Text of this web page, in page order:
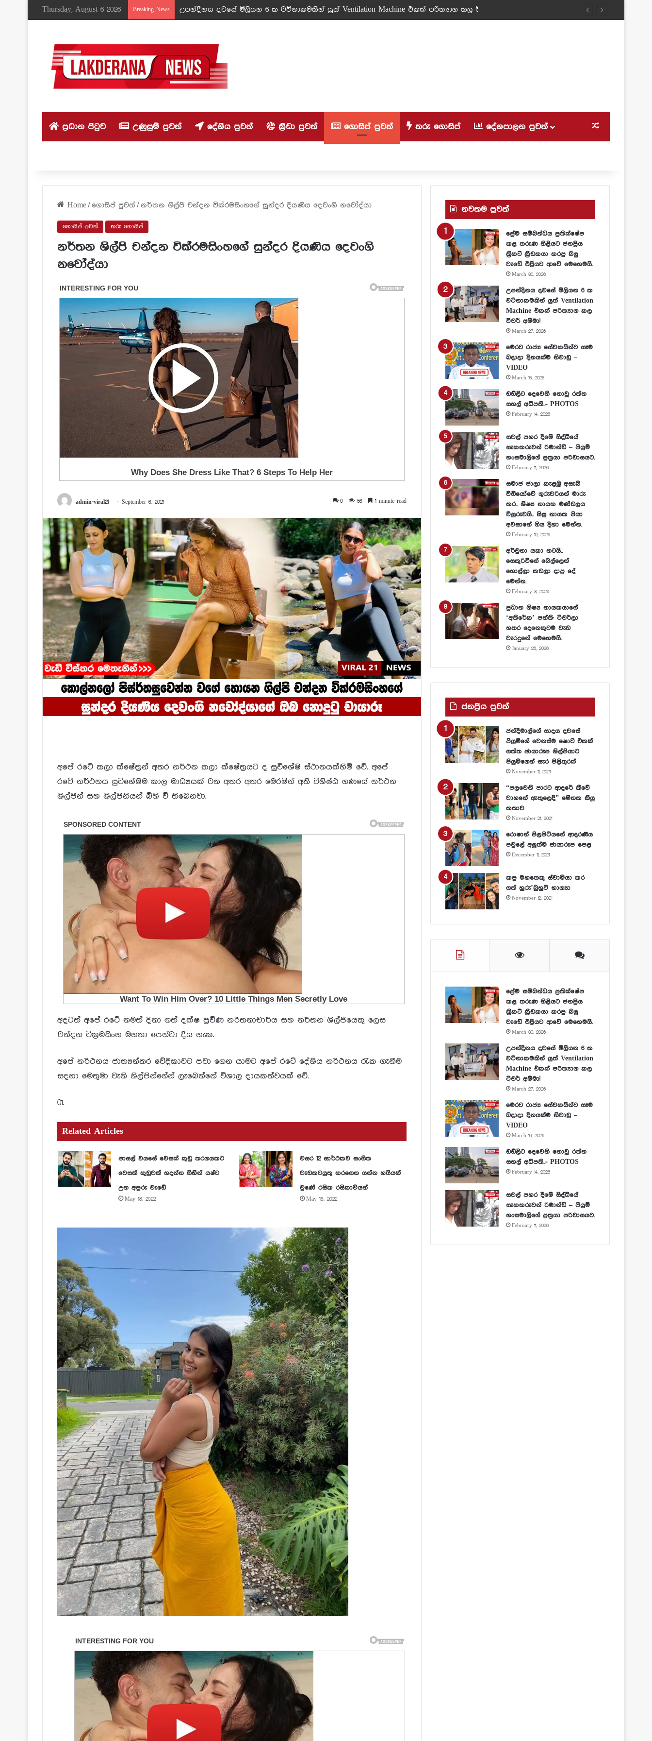
Thursday, August 6 2026 Breaking News උපන්දිනය දවසේ මිලියන 6 ක වටිනාකමකින් යුත් Ventilation Machine එකක් පරිත්‍යාග කල ටීචර් අම්මා!
ප්‍රධාන පිටුව උණුසුම් පුවත් දේශිය පුවත් ක්‍රීඩා පුවත් ගොසිප් පුවත් තරු ගොසිප් දේශපාලන පුවත් Random Article
Home/ගොසිප් පුවත්/නර්තන ශිල්පි චන්දන වික්රමසිංහගේ සුන්දර දියණිය දෙවංගි නවෝද්යා
ගොසිප් පුවත් තරු ගොසිප්
නර්තන ශිල්පි චන්දන වික්රමසිංහගේ සුන්දර දියණිය දෙවංගි
නවෝද්යා
admin-viral21 September 6, 2021 0 56 1 minute read
අපේ රටේ කලා ක්ෂේත්‍ර‍න් අතර නර්ථන කලා ක්ෂේත්‍ර‍යට ද සුවිශේෂි ස්ථානයක්හිමි වේ. අපේ
රටේ නර්ථනය සුවිශේෂිම කාල මාධ්‍යයක් වන අතර අතර මෙරමින් අති විශිෂ්ඨ ගණයේ නර්ථන
ශිල්පීන් සහ ශිල්පිනියන් බිහි වී තිබෙනවා.
අදටත් අපේ රටේ නමත් දිනා ගත් දක්ෂ ප‍්‍රවීණ නර්තනාචාර්ය සහ නර්තන ශිල්පීයෙකු ලෙස
චන්දන වික‍්‍රමසිංහ මහතා පෙන්වා දිය හැක.
අපේ නර්ථනය ජාත්‍යන්තර වේදිකාවට පවා ගෙන යාමට අපේ රටේ දේශිය නර්ථනය රැක ගැනීම
සදහා මෙතුමා වැනි ශිල්පින්ගේන් ලැබෙන්නේ විශාල දායකත්වයක් වේ.
01.
Related Articles
පාසල් වයසේ වෙසක් කුඩු තරගයකට
වෙසක් කුඩුවක් හදන්න ගිහින් යෂ්ට
උන අපුරු වැඩේ
May 18, 2022
වසර 12 සාර්ථකව සංගීත
වැඩකටයුතු කරගෙන යන්න හයියක්
වුණේ රසික රසිකාවියන්
May 16, 2022
නවතම පුවත්
ප්‍රේම සම්බන්ධය ප්‍රතික්ෂේප
කළ තරුණ නිළියට ජනප්‍රිය
ක්‍රිකට් ක්‍රීඩකයා කරපු බලු
වැඩේ එළියට ආවේ මෙහෙමයි.
March 30, 2026
උපන්දිනය දවසේ මිලියන 6 ක
වටිනාකමකින් යුත් Ventilation
Machine එකක් පරිත්‍යාග කල
ටීචර් අම්මා!
March 27, 2026
මෙරට රාජ්‍ය සේවකයින්ට සෑම
බදාදා දිනයක්ම නිවාඩු –
VIDEO
March 16, 2026
ඩඩ්ලිට දෙවෙනි නොවූ රත්න
සහල් අධිපති..- PHOTOS
February 14, 2026
සවල් පහර දීමේ සිද්ධියේ
සැකකරුවන් රිමාන්ඩ් – පියුමි
හංසමාලිගේ පුත්‍රයා පරිවාසයට.
February 11, 2026
සමාජ ජාලා කැළඹූ අසැබි
වීඩියෝවේ ගුරුවරියන් මාරු
කර.. ශිෂ්‍ය නායක මණ්ඩලය
විසුරුවයි.. සිසු නායක පියා
අවසානේ ගිය දිහා මෙන්න.
February 10, 2026
අර්චුනා යකා නටයි..
සෙකුරිටිගේ බෙල්ලෙන්
හොල්ලා කඩලා දාපු දේ
මෙන්න.
February 3, 2026
ප්‍රධාන ශිෂ්‍ය නායකයාගේ
‘අතිරේක’ පන්ති: ටීචර්ලා
හතර දෙනෙකුටම වැඩ
වැරදුනේ මෙහෙමයි.
January 26, 2026
ජනප්‍රීය පුවත්
ජන්දිමාල්ගේ සාදය දවසේ
පියුමිගේ වෙනස්ම ෂොට් එකක්
ගත්ත ඡායාරූප ශිල්පියාට
පියුමිගෙන් සැර පිළිතුරක්
November 11, 2021
“පලවෙනි පාරට ආදරේ කීවේ
වාහනේ ඇතුලෙදි” මේනක කියූ
කතාව
November 21, 2021
රොෂාන් පිලපිටියගේ ආදරණීය
පවුලේ අලුත්ම ඡායාරූප පෙළ
December 11, 2021
කපු මහතෙකු ස්වාමියා කර
ගත් හුරු’බුහුටි භාග්‍යා
November 12, 2021
ප්‍රේම සම්බන්ධය ප්‍රතික්ෂේප
කළ තරුණ නිළියට ජනප්‍රිය
ක්‍රිකට් ක්‍රීඩකයා කරපු බලු
වැඩේ එළියට ආවේ මෙහෙමයි.
March 30, 2026
උපන්දිනය දවසේ මිලියන 6 ක
වටිනාකමකින් යුත් Ventilation
Machine එකක් පරිත්‍යාග කල
ටීචර් අම්මා!
March 27, 2026
මෙරට රාජ්‍ය සේවකයින්ට සෑම
බදාදා දිනයක්ම නිවාඩු –
VIDEO
March 16, 2026
ඩඩ්ලිට දෙවෙනි නොවූ රත්න
සහල් අධිපති..- PHOTOS
February 14, 2026
සවල් පහර දීමේ සිද්ධියේ
සැකකරුවන් රිමාන්ඩ් – පියුමි
හංසමාලිගේ පුත්‍රයා පරිවාසයට.
February 11, 2026